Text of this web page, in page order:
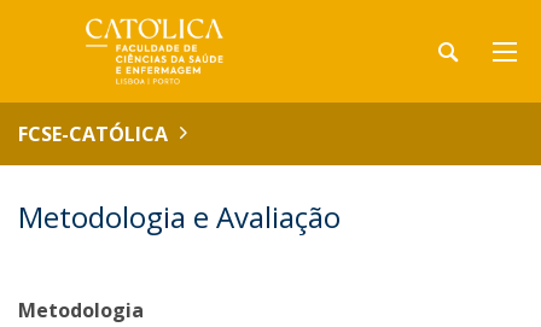
FCSE-CATÓLICA
Metodologia e Avaliação
Metodologia